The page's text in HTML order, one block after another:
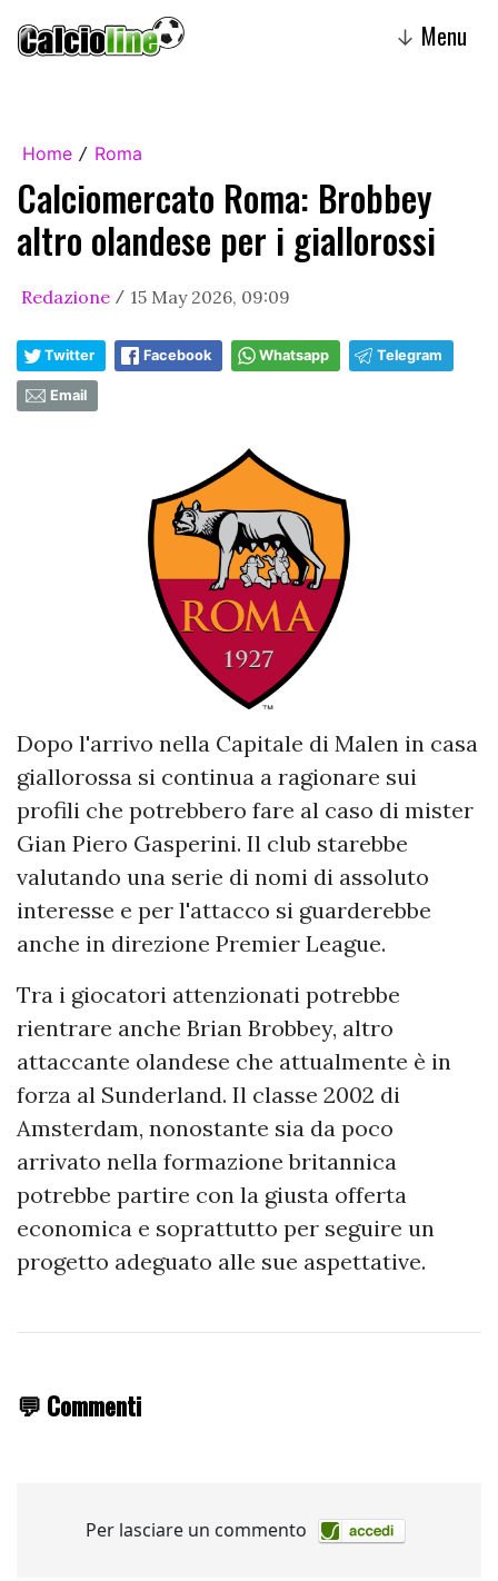
↓ Menu
Home / Roma
Calciomercato Roma: Brobbey
altro olandese per i giallorossi
Redazione / 15 May 2026, 09:09
Twitter Facebook Whatsapp Telegram
Email
Dopo l'arrivo nella Capitale di Malen in casa
giallorossa si continua a ragionare sui
profili che potrebbero fare al caso di mister
Gian Piero Gasperini. Il club starebbe
valutando una serie di nomi di assoluto
interesse e per l'attacco si guarderebbe
anche in direzione Premier League.
Tra i giocatori attenzionati potrebbe
rientrare anche Brian Brobbey, altro
attaccante olandese che attualmente è in
forza al Sunderland. Il classe 2002 di
Amsterdam, nonostante sia da poco
arrivato nella formazione britannica
potrebbe partire con la giusta offerta
economica e soprattutto per seguire un
progetto adeguato alle sue aspettative.
💬 Commenti